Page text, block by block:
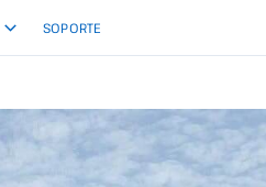
SOPORTE